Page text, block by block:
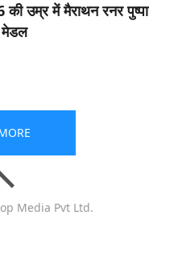
उम्र में मैराथन रनर पुष्पा
मेडल
Media Pvt Ltd.